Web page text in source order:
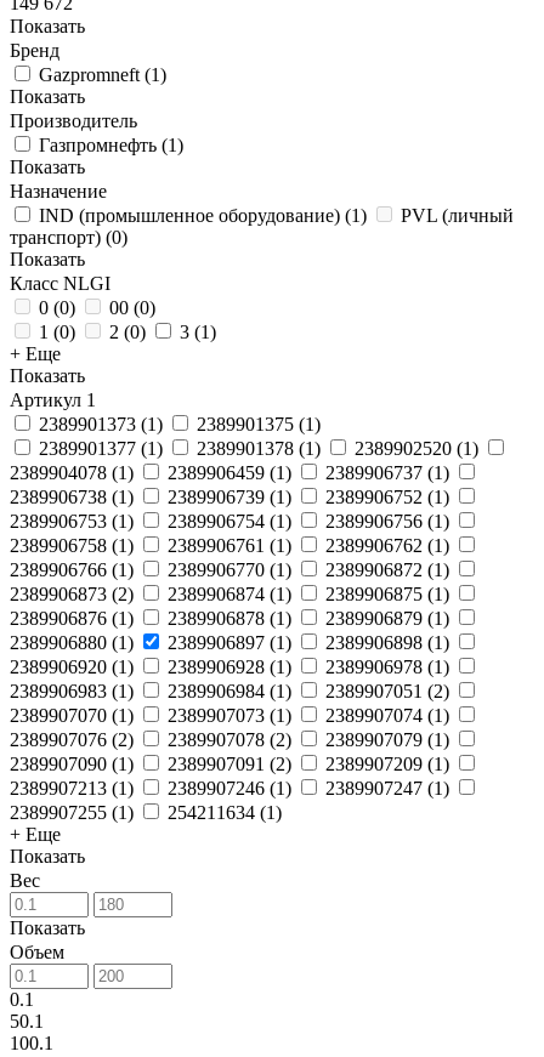
Показать
Бренд
Gazpromneft (1)
Показать
Производитель
Газпромнефть (1)
Показать
Назначение
IND (промышленное оборудование) (1)
PVL (личный
транспорт) (0)
Показать
Класс NLGI
0 (0) 00 (0)
1 (0) 2 (0) 3 (1)
+ Еще
Показать
Артикул 1
2389901373 (1) 2389901375 (1)
2389901377 (1) 2389901378 (1) 2389902520 (1)
2389904078 (1) 2389906459 (1) 2389906737 (1)
2389906738 (1) 2389906739 (1) 2389906752 (1)
2389906753 (1) 2389906754 (1) 2389906756 (1)
2389906758 (1) 2389906761 (1) 2389906762 (1)
2389906766 (1) 2389906770 (1) 2389906872 (1)
2389906873 (2) 2389906874 (1) 2389906875 (1)
2389906876 (1) 2389906878 (1) 2389906879 (1)
2389906880 (1) 2389906897 (1) 2389906898 (1)
2389906920 (1) 2389906928 (1) 2389906978 (1)
2389906983 (1) 2389906984 (1) 2389907051 (2)
2389907070 (1) 2389907073 (1) 2389907074 (1)
2389907076 (2) 2389907078 (2) 2389907079 (1)
2389907090 (1) 2389907091 (2) 2389907209 (1)
2389907213 (1) 2389907246 (1) 2389907247 (1)
2389907255 (1) 254211634 (1)
+ Еще
Показать
Вес
Показать
Объем
0.1
50.1
100.1